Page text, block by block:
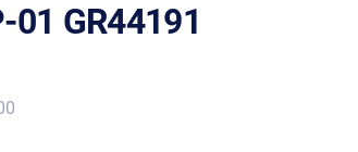
GR44191